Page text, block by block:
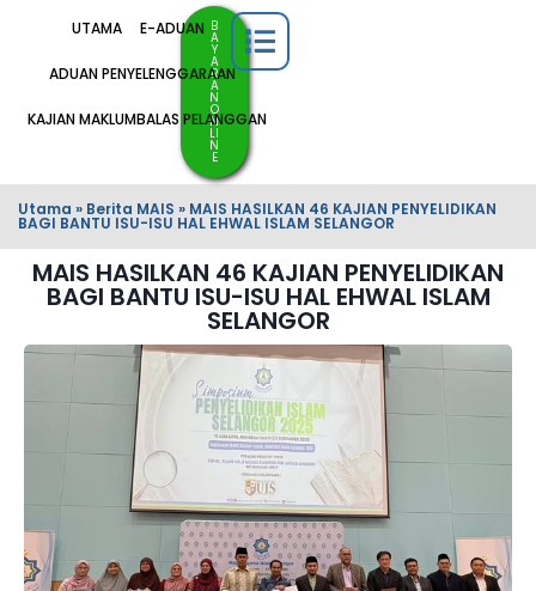
UTAMA E-ADUAN
ADUAN PENYELENGGARAAN
KAJIAN MAKLUMBALAS PELANGGAN
B
A
Y
A
R
A
N
O
N
LI
N
E
Utama » Berita MAIS » MAIS HASILKAN 46 KAJIAN PENYELIDIKAN
BAGI BANTU ISU-ISU HAL EHWAL ISLAM SELANGOR
MAIS HASILKAN 46 KAJIAN PENYELIDIKAN
BAGI BANTU ISU-ISU HAL EHWAL ISLAM
SELANGOR